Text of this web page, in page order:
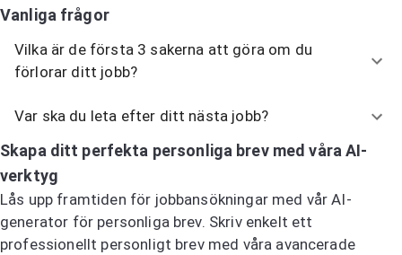
Vanliga frågor
Vilka är de första 3 sakerna att göra om du
förlorar ditt jobb?
Var ska du leta efter ditt nästa jobb?
Skapa ditt perfekta personliga brev med våra AI-
verktyg
Lås upp framtiden för jobbansökningar med vår AI-
generator för personliga brev. Skriv enkelt ett
professionellt personligt brev med våra avancerade